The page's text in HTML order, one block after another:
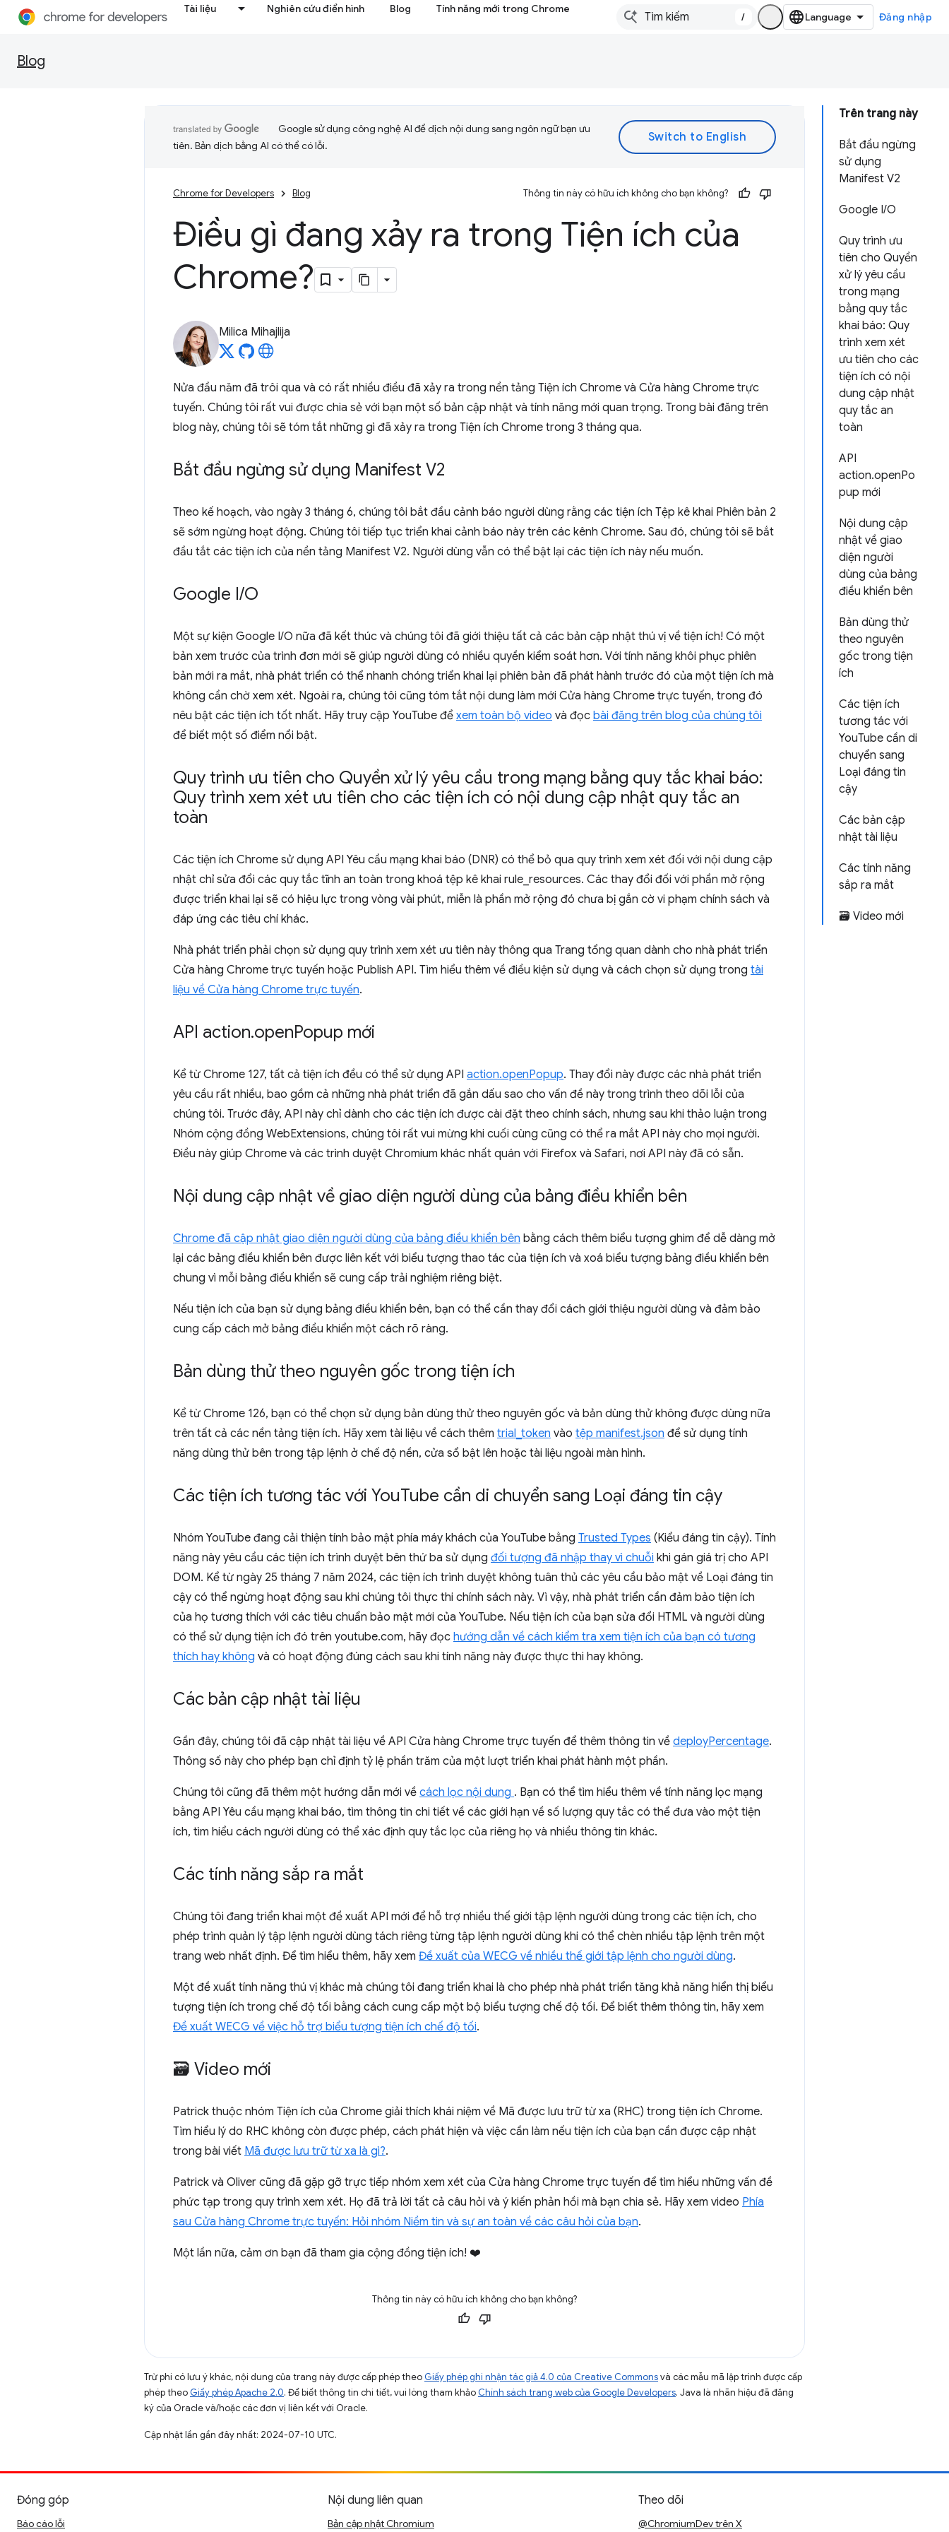
Tài liệu Nghiên cứu điển hình Blog Tính năng mới trong Chrome
/ Đăng nhập
Blog
Trên trang này
Bắt đầu ngừng
sử dụng
Manifest V2
Google I/O
Quy trình ưu
tiên cho Quyền
xử lý yêu cầu
trong mạng
bằng quy tắc
khai báo: Quy
trình xem xét
ưu tiên cho các
tiện ích có nội
dung cập nhật
quy tắc an
toàn
API
action.openPo
pup mới
Nội dung cập
nhật về giao
diện người
dùng của bảng
điều khiển bên
Bản dùng thử
theo nguyên
gốc trong tiện
ích
Các tiện ích
tương tác với
YouTube cần di
chuyển sang
Loại đáng tin
cậy
Các bản cập
nhật tài liệu
Các tính năng
sắp ra mắt
🗃️ Video mới
Google sử dụng công nghệ AI để dịch nội dung sang ngôn ngữ bạn ưu
tiên. Bản dịch bằng AI có thể có lỗi.
Chrome for Developers Blog Thông tin này có hữu ích không cho bạn không?
Điều gì đang xảy ra trong Tiện ích của
Chrome?
Milica Mihajlija
Nửa đầu năm đã trôi qua và có rất nhiều điều đã xảy ra trong nền tảng Tiện ích Chrome và Cửa hàng Chrome trực
tuyến. Chúng tôi rất vui được chia sẻ với bạn một số bản cập nhật và tính năng mới quan trọng. Trong bài đăng trên
blog này, chúng tôi sẽ tóm tắt những gì đã xảy ra trong Tiện ích Chrome trong 3 tháng qua.
Bắt đầu ngừng sử dụng Manifest V2
Theo kế hoạch, vào ngày 3 tháng 6, chúng tôi bắt đầu cảnh báo người dùng rằng các tiện ích Tệp kê khai Phiên bản 2
sẽ sớm ngừng hoạt động. Chúng tôi tiếp tục triển khai cảnh báo này trên các kênh Chrome. Sau đó, chúng tôi sẽ bắt
đầu tắt các tiện ích của nền tảng Manifest V2. Người dùng vẫn có thể bật lại các tiện ích này nếu muốn.
Google I/O
Một sự kiện Google I/O nữa đã kết thúc và chúng tôi đã giới thiệu tất cả các bản cập nhật thú vị về tiện ích! Có một
bản xem trước của trình đơn mới sẽ giúp người dùng có nhiều quyền kiểm soát hơn. Với tính năng khôi phục phiên
bản mới ra mắt, nhà phát triển có thể nhanh chóng triển khai lại phiên bản đã phát hành trước đó của một tiện ích mà
không cần chờ xem xét. Ngoài ra, chúng tôi cũng tóm tắt nội dung làm mới Cửa hàng Chrome trực tuyến, trong đó
nêu bật các tiện ích tốt nhất. Hãy truy cập YouTube để xem toàn bộ video và đọc bài đăng trên blog của chúng tôi
để biết một số điểm nổi bật.
Quy trình ưu tiên cho Quyền xử lý yêu cầu trong mạng bằng quy tắc khai báo:
Quy trình xem xét ưu tiên cho các tiện ích có nội dung cập nhật quy tắc an
toàn
Các tiện ích Chrome sử dụng API Yêu cầu mạng khai báo (DNR) có thể bỏ qua quy trình xem xét đối với nội dung cập
nhật chỉ sửa đổi các quy tắc tĩnh an toàn trong khoá tệp kê khai rule_resources. Các thay đổi đối với phần mở rộng
được triển khai lại sẽ có hiệu lực trong vòng vài phút, miễn là phần mở rộng đó chưa bị gắn cờ vi phạm chính sách và
đáp ứng các tiêu chí khác.
Nhà phát triển phải chọn sử dụng quy trình xem xét ưu tiên này thông qua Trang tổng quan dành cho nhà phát triển
Cửa hàng Chrome trực tuyến hoặc Publish API. Tìm hiểu thêm về điều kiện sử dụng và cách chọn sử dụng trong tài
liệu về Cửa hàng Chrome trực tuyến.
API action.openPopup mới
Kể từ Chrome 127, tất cả tiện ích đều có thể sử dụng API action.openPopup. Thay đổi này được các nhà phát triển
yêu cầu rất nhiều, bao gồm cả những nhà phát triển đã gắn dấu sao cho vấn đề này trong trình theo dõi lỗi của
chúng tôi. Trước đây, API này chỉ dành cho các tiện ích được cài đặt theo chính sách, nhưng sau khi thảo luận trong
Nhóm cộng đồng WebExtensions, chúng tôi rất vui mừng khi cuối cùng cũng có thể ra mắt API này cho mọi người.
Điều này giúp Chrome và các trình duyệt Chromium khác nhất quán với Firefox và Safari, nơi API này đã có sẵn.
Nội dung cập nhật về giao diện người dùng của bảng điều khiển bên
Chrome đã cập nhật giao diện người dùng của bảng điều khiển bên bằng cách thêm biểu tượng ghim để dễ dàng mở
lại các bảng điều khiển bên được liên kết với biểu tượng thao tác của tiện ích và xoá biểu tượng bảng điều khiển bên
chung vì mỗi bảng điều khiển sẽ cung cấp trải nghiệm riêng biệt.
Nếu tiện ích của bạn sử dụng bảng điều khiển bên, bạn có thể cần thay đổi cách giới thiệu người dùng và đảm bảo
cung cấp cách mở bảng điều khiển một cách rõ ràng.
Bản dùng thử theo nguyên gốc trong tiện ích
Kể từ Chrome 126, bạn có thể chọn sử dụng bản dùng thử theo nguyên gốc và bản dùng thử không được dùng nữa
trên tất cả các nền tảng tiện ích. Hãy xem tài liệu về cách thêm trial_token vào tệp manifest.json để sử dụng tính
năng dùng thử bên trong tập lệnh ở chế độ nền, cửa sổ bật lên hoặc tài liệu ngoài màn hình.
Các tiện ích tương tác với YouTube cần di chuyển sang Loại đáng tin cậy
Nhóm YouTube đang cải thiện tính bảo mật phía máy khách của YouTube bằng Trusted Types (Kiểu đáng tin cậy). Tính
năng này yêu cầu các tiện ích trình duyệt bên thứ ba sử dụng đối tượng đã nhập thay vì chuỗi khi gán giá trị cho API
DOM. Kể từ ngày 25 tháng 7 năm 2024, các tiện ích trình duyệt không tuân thủ các yêu cầu bảo mật về Loại đáng tin
cậy có thể ngừng hoạt động sau khi chúng tôi thực thi chính sách này. Vì vậy, nhà phát triển cần đảm bảo tiện ích
của họ tương thích với các tiêu chuẩn bảo mật mới của YouTube. Nếu tiện ích của bạn sửa đổi HTML và người dùng
có thể sử dụng tiện ích đó trên youtube.com, hãy đọc hướng dẫn về cách kiểm tra xem tiện ích của bạn có tương
thích hay không và có hoạt động đúng cách sau khi tính năng này được thực thi hay không.
Các bản cập nhật tài liệu
Gần đây, chúng tôi đã cập nhật tài liệu về API Cửa hàng Chrome trực tuyến để thêm thông tin về deployPercentage.
Thông số này cho phép bạn chỉ định tỷ lệ phần trăm của một lượt triển khai phát hành một phần.
Chúng tôi cũng đã thêm một hướng dẫn mới về cách lọc nội dung . Bạn có thể tìm hiểu thêm về tính năng lọc mạng
bằng API Yêu cầu mạng khai báo, tìm thông tin chi tiết về các giới hạn về số lượng quy tắc có thể đưa vào một tiện
ích, tìm hiểu cách người dùng có thể xác định quy tắc lọc của riêng họ và nhiều thông tin khác.
Các tính năng sắp ra mắt
Chúng tôi đang triển khai một đề xuất API mới để hỗ trợ nhiều thế giới tập lệnh người dùng trong các tiện ích, cho
phép trình quản lý tập lệnh người dùng tách riêng từng tập lệnh người dùng khi có thể chèn nhiều tập lệnh trên một
trang web nhất định. Để tìm hiểu thêm, hãy xem Đề xuất của WECG về nhiều thế giới tập lệnh cho người dùng.
Một đề xuất tính năng thú vị khác mà chúng tôi đang triển khai là cho phép nhà phát triển tăng khả năng hiển thị biểu
tượng tiện ích trong chế độ tối bằng cách cung cấp một bộ biểu tượng chế độ tối. Để biết thêm thông tin, hãy xem
Đề xuất WECG về việc hỗ trợ biểu tượng tiện ích chế độ tối.
🗃️ Video mới
Patrick thuộc nhóm Tiện ích của Chrome giải thích khái niệm về Mã được lưu trữ từ xa (RHC) trong tiện ích Chrome.
Tìm hiểu lý do RHC không còn được phép, cách phát hiện và việc cần làm nếu tiện ích của bạn cần được cập nhật
trong bài viết Mã được lưu trữ từ xa là gì?.
Patrick và Oliver cũng đã gặp gỡ trực tiếp nhóm xem xét của Cửa hàng Chrome trực tuyến để tìm hiểu những vấn đề
phức tạp trong quy trình xem xét. Họ đã trả lời tất cả câu hỏi và ý kiến phản hồi mà bạn chia sẻ. Hãy xem video Phía
sau Cửa hàng Chrome trực tuyến: Hỏi nhóm Niềm tin và sự an toàn về các câu hỏi của bạn.
Một lần nữa, cảm ơn bạn đã tham gia cộng đồng tiện ích! ❤️
Thông tin này có hữu ích không cho bạn không?
Trừ phi có lưu ý khác, nội dung của trang này được cấp phép theo Giấy phép ghi nhận tác giả 4.0 của Creative Commonsvà các mẫu mã lập trình được cấp
phép theo Giấy phép Apache 2.0. Để biết thông tin chi tiết, vui lòng tham khảo Chính sách trang web của Google Developers. Java là nhãn hiệu đã đăng
ký của Oracle và/hoặc các đơn vị liên kết với Oracle.
Cập nhật lần gần đây nhất: 2024-07-10 UTC.
Đóng góp
Báo cáo lỗi
Nội dung liên quan
Bản cập nhật Chromium
Theo dõi
@ChromiumDev trên X